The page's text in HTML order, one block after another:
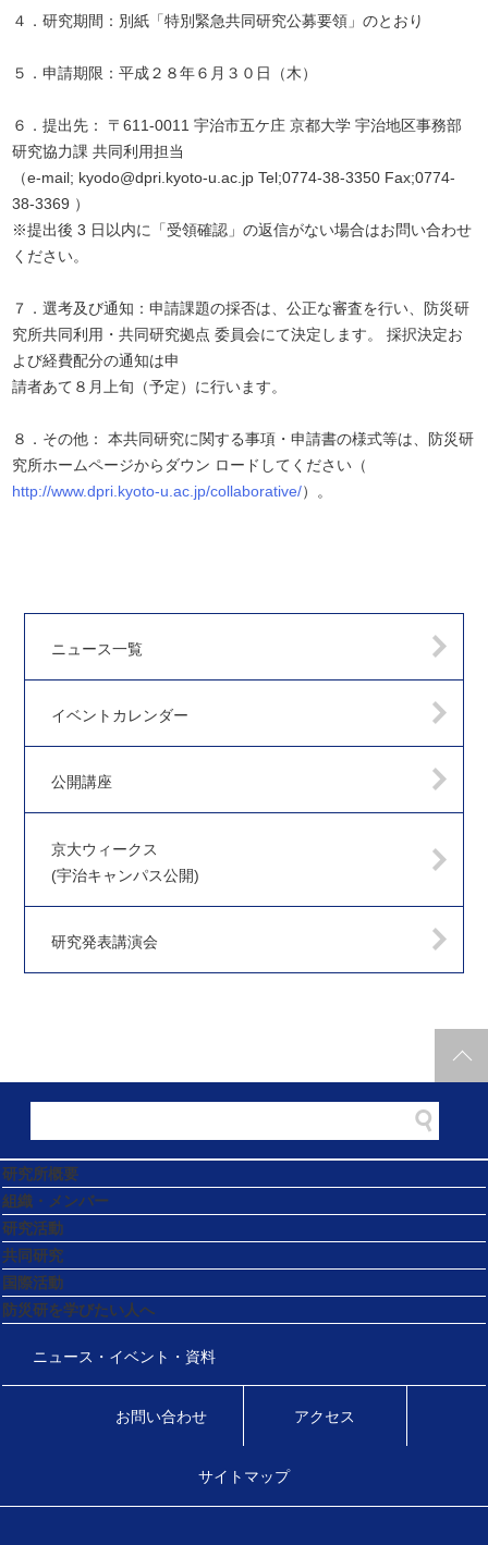
４．研究期間：別紙「特別緊急共同研究公募要領」のとおり
５．申請期限：平成２８年６月３０日（木）
６．提出先： 〒611-0011 宇治市五ケ庄 京都大学 宇治地区事務部
研究協力課 共同利用担当
（e-mail; kyodo@dpri.kyoto-u.ac.jp Tel;0774-38-3350 Fax;0774-
38-3369 ）
※提出後 3 日以内に「受領確認」の返信がない場合はお問い合わせ
ください。
７．選考及び通知：申請課題の採否は、公正な審査を行い、防災研
究所共同利用・共同研究拠点 委員会にて決定します。 採択決定お
よび経費配分の通知は申
請者あて８月上旬（予定）に行います。
８．その他： 本共同研究に関する事項・申請書の様式等は、防災研
究所ホームページからダウン ロードしてください（
http://www.dpri.kyoto-u.ac.jp/collaborative/）。
ニュース一覧
イベントカレンダー
公開講座
京大ウィークス
(宇治キャンパス公開)
研究発表講演会
研究所概要
組織・メンバー
研究活動
共同研究
国際活動
防災研を学びたい人へ
ニュース・イベント・資料
お問い合わせ アクセス
サイトマップ